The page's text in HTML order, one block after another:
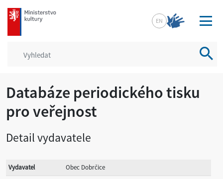
mkcr.cz
EN
Databáze periodického tisku
pro veřejnost
Detail vydavatele
Vydavatel
Obec Dobrčice